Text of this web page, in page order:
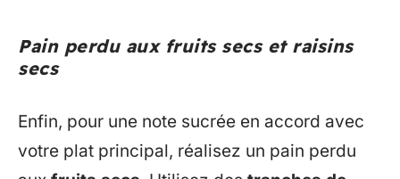
Pain perdu aux fruits secs et raisins
secs
Enfin, pour une note sucrée en accord avec
votre plat principal, réalisez un pain perdu